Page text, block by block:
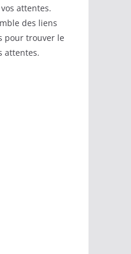
attentes.
des liens
pour trouver le
attentes.